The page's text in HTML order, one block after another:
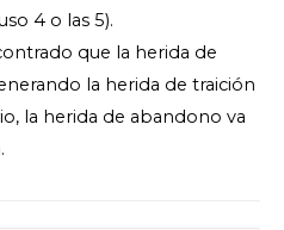
4 o las 5).
que la herida de
la herida de traición
la herida de abandono va